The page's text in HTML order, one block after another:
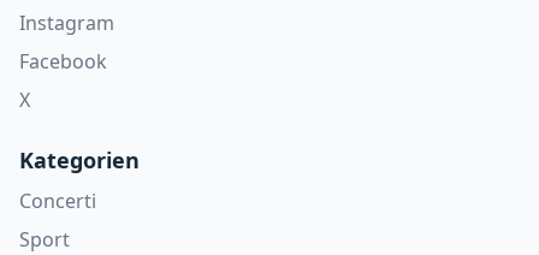
Instagram
Facebook
X
Kategorien
Concerti
Sport